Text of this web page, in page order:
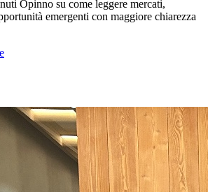
Opinno su come leggere mercati,
emergenti con maggiore chiarezza